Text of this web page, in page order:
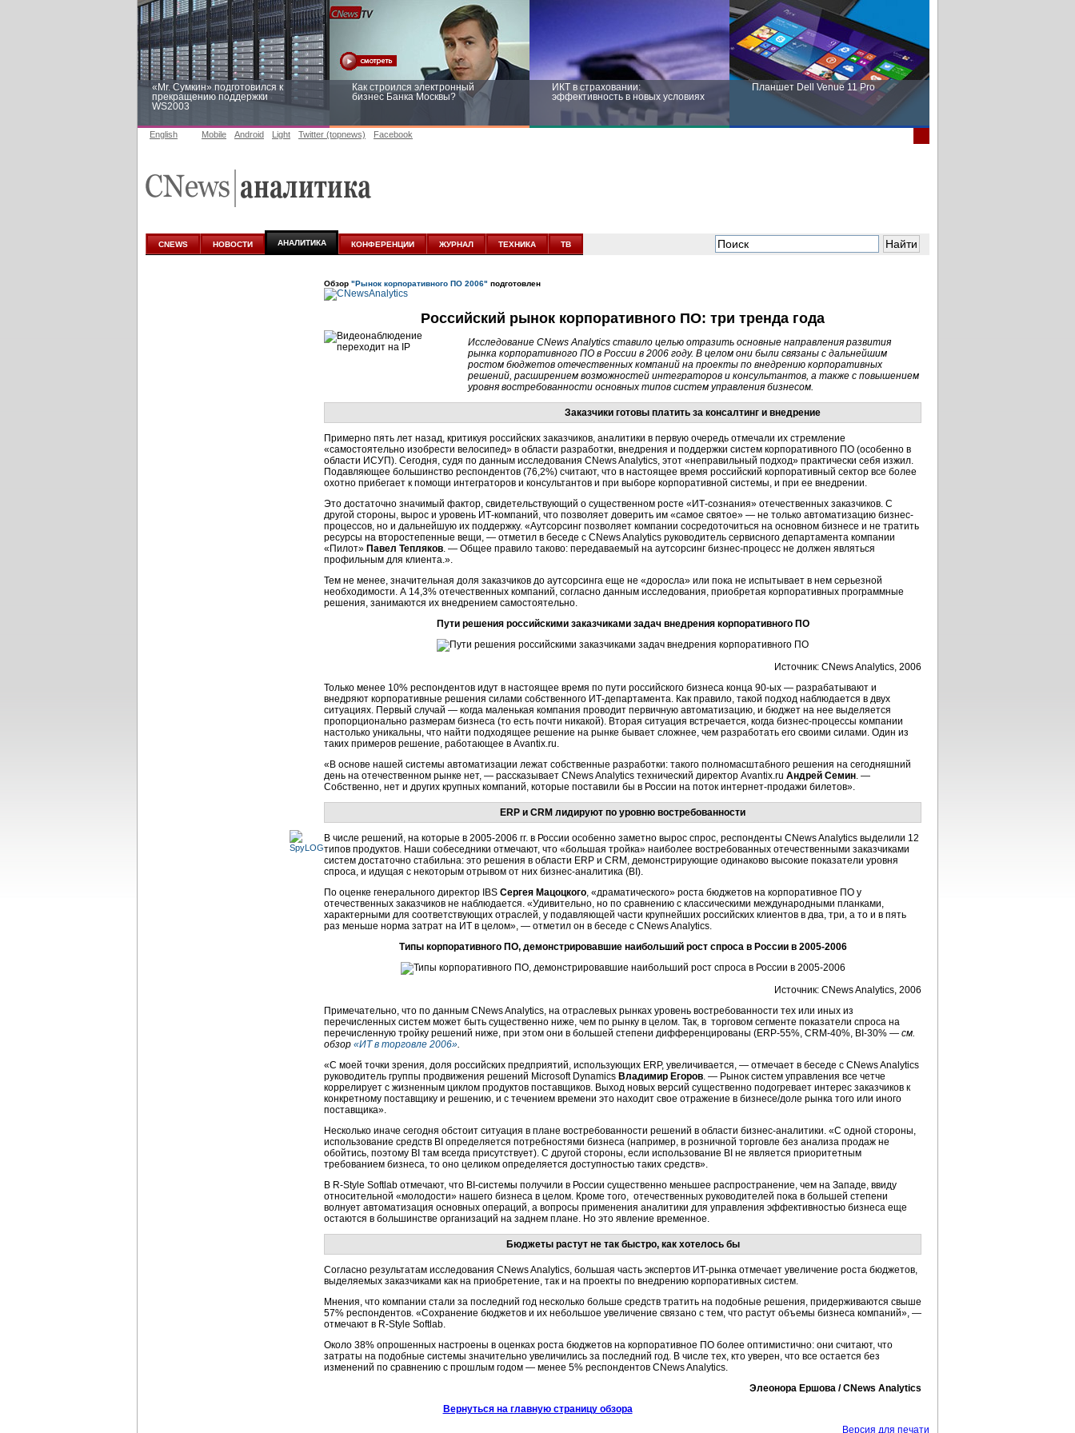
«Mr. Сумкин» подготовился к
прекращению поддержки
WS2003
Как строился электронный
бизнес Банка Москвы?
ИКТ в страховании:
эффективность в новых условиях
Планшет Dell Venue 11 Pro
аналитике
новых условиях
English Mobile Android Light Twitter (topnews) Facebook
CNEWS НОВОСТИ АНАЛИТИКА КОНФЕРЕНЦИИ ЖУРНАЛ ТЕХНИКА ТВ
Обзор "Рынок корпоративного ПО 2006" подготовлен
Российский рынок корпоративного ПО: три тренда года
Исследование CNews Analytics ставило целью отразить основные направления развития
рынка корпоративного ПО в России в 2006 году. В целом они были связаны с дальнейшим
ростом бюджетов отечественных компаний на проекты по внедрению корпоративных
решений, расширением возможностей интеграторов и консультантов, а также с повышением
уровня востребованности основных типов систем управления бизнесом.
Заказчики готовы платить за консалтинг и внедрение
Примерно пять лет назад, критикуя российских заказчиков, аналитики в первую очередь отмечали их стремление
«самостоятельно изобрести велосипед» в области разработки, внедрения и поддержки систем корпоративного ПО (особенно в
области ИСУП). Сегодня, судя по данным исследования CNews Analytics, этот «неправильный подход» практически себя изжил.
Подавляющее большинство респондентов (76,2%) считают, что в настоящее время российский корпоративный сектор все более
охотно прибегает к помощи интеграторов и консультантов и при выборе корпоративной системы, и при ее внедрении.
Это достаточно значимый фактор, свидетельствующий о существенном росте «ИТ-сознания» отечественных заказчиков. С
другой стороны, вырос и уровень ИТ-компаний, что позволяет доверить им «самое святое» — не только автоматизацию бизнес-
процессов, но и дальнейшую их поддержку. «Аутсорсинг позволяет компании сосредоточиться на основном бизнесе и не тратить
ресурсы на второстепенные вещи, — отметил в беседе с CNews Analytics руководитель сервисного департамента компании
«Пилот» Павел Тепляков. — Общее правило таково: передаваемый на аутсорсинг бизнес-процесс не должен являться
профильным для клиента.».
Тем не менее, значительная доля заказчиков до аутсорсинга еще не «доросла» или пока не испытывает в нем серьезной
необходимости. А 14,3% отечественных компаний, согласно данным исследования, приобретая корпоративных программные
решения, занимаются их внедрением самостоятельно.
Пути решения российскими заказчиками задач внедрения корпоративного ПО
Источник: CNews Analytics, 2006
Только менее 10% респондентов идут в настоящее время по пути российского бизнеса конца 90-ых — разрабатывают и
внедряют корпоративные решения силами собственного ИТ-департамента. Как правило, такой подход наблюдается в двух
ситуациях. Первый случай — когда маленькая компания проводит первичную автоматизацию, и бюджет на нее выделяется
пропорционально размерам бизнеса (то есть почти никакой). Вторая ситуация встречается, когда бизнес-процессы компании
настолько уникальны, что найти подходящее решение на рынке бывает сложнее, чем разработать его своими силами. Один из
таких примеров решение, работающее в Аvantix.ru.
«В основе нашей системы автоматизации лежат собственные разработки: такого полномасштабного решения на сегодняшний
день на отечественном рынке нет, — рассказывает CNews Analytics технический директор Аvantix.ru Андрей Семин. —
Собственно, нет и других крупных компаний, которые поставили бы в России на поток интернет-продажи билетов».
ERP и CRM лидируют по уровню востребованности
В числе решений, на которые в 2005-2006 гг. в России особенно заметно вырос спрос, респонденты CNews Analytics выделили 12
типов продуктов. Наши собеседники отмечают, что «большая тройка» наиболее востребованных отечественными заказчиками
систем достаточно стабильна: это решения в области ERP и CRM, демонстрирующие одинаково высокие показатели уровня
спроса, и идущая с некоторым отрывом от них бизнес-аналитика (BI).
По оценке генерального директор IBS Сергея Мацоцкого, «драматического» роста бюджетов на корпоративное ПО у
отечественных заказчиков не наблюдается. «Удивительно, но по сравнению с классическими международными планками,
характерными для соответствующих отраслей, у подавляющей части крупнейших российских клиентов в два, три, а то и в пять
раз меньше норма затрат на ИТ в целом», — отметил он в беседе с CNews Analytics.
Типы корпоративного ПО, демонстрировавшие наибольший рост спроса в России в 2005-2006
Источник: CNews Analytics, 2006
Примечательно, что по данным CNews Analytics, на отраслевых рынках уровень востребованности тех или иных из
перечисленных систем может быть существенно ниже, чем по рынку в целом. Так, в торговом сегменте показатели спроса на
перечисленную тройку решений ниже, при этом они в большей степени дифференцированы (ERP-55%, CRM-40%, ВI-30% — см.
обзор «ИТ в торговле 2006».
«С моей точки зрения, доля российских предприятий, использующих ERP, увеличивается, — отмечает в беседе с CNews Analytics
руководитель группы продвижения решений Microsoft Dynamics Владимир Егоров. — Рынок систем управления все четче
коррелирует с жизненным циклом продуктов поставщиков. Выход новых версий существенно подогревает интерес заказчиков к
конкретному поставщику и решению, и с течением времени это находит свое отражение в бизнесе/доле рынка того или иного
поставщика».
Несколько иначе сегодня обстоит ситуация в плане востребованности решений в области бизнес-аналитики. «С одной стороны,
использование средств BI определяется потребностями бизнеса (например, в розничной торговле без анализа продаж не
обойтись, поэтому BI там всегда присутствует). С другой стороны, если использование BI не является приоритетным
требованием бизнеса, то оно целиком определяется доступностью таких средств».
В R-Style Softlab отмечают, что BI-системы получили в России существенно меньшее распространение, чем на Западе, ввиду
относительной «молодости» нашего бизнеса в целом. Кроме того, отечественных руководителей пока в большей степени
волнует автоматизация основных операций, а вопросы применения аналитики для управления эффективностью бизнеса еще
остаются в большинстве организаций на заднем плане. Но это явление временное.
Бюджеты растут не так быстро, как хотелось бы
Согласно результатам исследования CNews Analytics, большая часть экспертов ИТ-рынка отмечает увеличение роста бюджетов,
выделяемых заказчиками как на приобретение, так и на проекты по внедрению корпоративных систем.
Мнения, что компании стали за последний год несколько больше средств тратить на подобные решения, придерживаются свыше
57% респондентов. «Сохранение бюджетов и их небольшое увеличение связано с тем, что растут объемы бизнеса компаний», —
отмечают в R-Style Softlab.
Около 38% опрошенных настроены в оценках роста бюджетов на корпоративное ПО более оптимистично: они считают, что
затраты на подобные системы значительно увеличились за последний год. В числе тех, кто уверен, что все остается без
изменений по сравнению с прошлым годом — менее 5% респондентов CNews Analytics.
Элеонора Ершова / CNews Analytics
Вернуться на главную страницу обзора
Версия для печати